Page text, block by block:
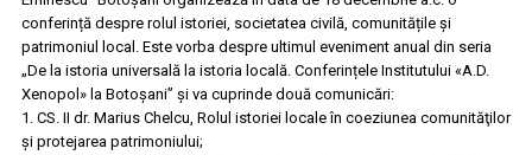
conferință despre rolul istoriei, societatea civilă, comunitățile și
patrimoniul local. Este vorba despre ultimul eveniment anual din seria
„De la istoria universală la istoria locală. Conferințele Institutului «A.D.
Xenopol» la Botoșani” și va cuprinde două comunicări:
1. CS. II dr. Marius Chelcu, Rolul istoriei locale în coeziunea comunităţilor
şi protejarea patrimoniului;